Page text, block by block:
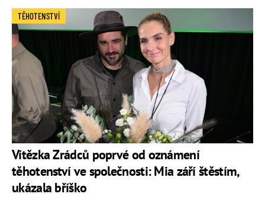
Vítězka Zrádců poprvé od oznámení
těhotenství ve společnosti: Mia září štěstím,
ukázala bříško
TĚHOTENSTVÍ